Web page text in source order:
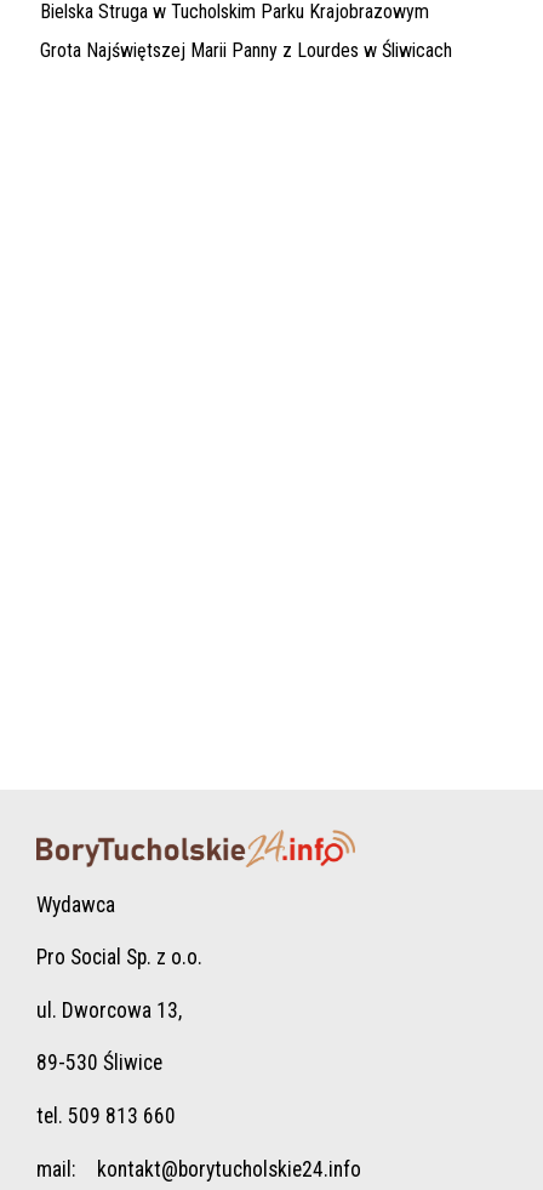
Bielska Struga w Tucholskim Parku Krajobrazowym
Grota Najświętszej Marii Panny z Lourdes w Śliwicach
Wydawca
Pro Social Sp. z o.o.
ul. Dworcowa 13,
89-530 Śliwice
tel. 509 813 660
mail: kontakt@borytucholskie24.info